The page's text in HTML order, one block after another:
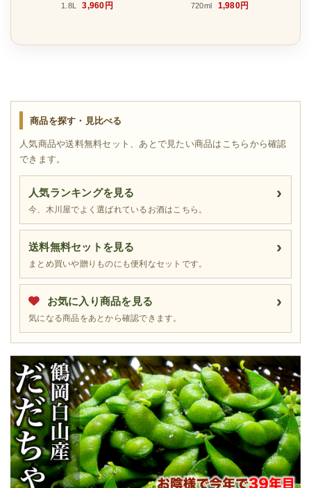
1.8L 3,960円 720ml 1,980円
商品を探す・見比べる
人気商品や送料無料セット、あとで見たい商品はこちらから確認
できます。
人気ランキングを見る
今、木川屋でよく選ばれているお酒はこちら。
送料無料セットを見る
まとめ買いや贈りものにも便利なセットです。
お気に入り商品を見る
気になる商品をあとから確認できます。